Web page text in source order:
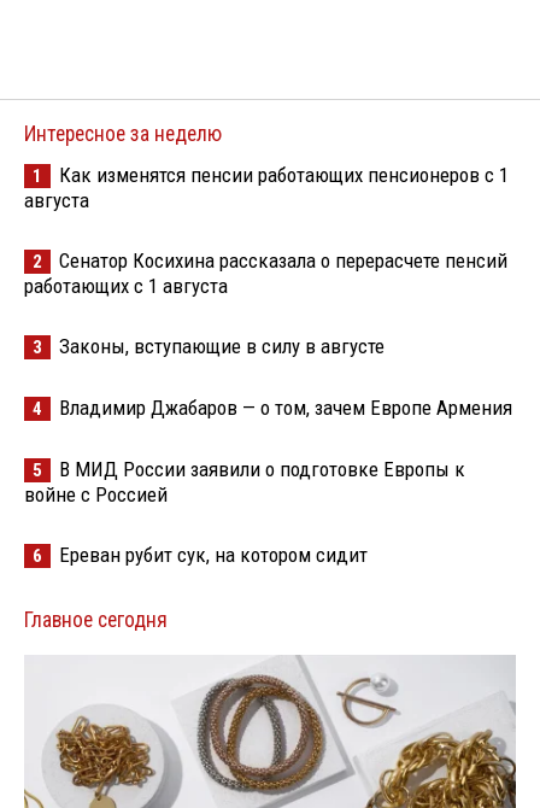
Интересное за неделю
1
Как изменятся пенсии работающих пенсионеров с 1
августа
2
Сенатор Косихина рассказала о перерасчете пенсий
работающих с 1 августа
3 Законы, вступающие в силу в августе
4 Владимир Джабаров — о том, зачем Европе Армения
5
В МИД России заявили о подготовке Европы к
войне с Россией
6 Ереван рубит сук, на котором сидит
Главное сегодня